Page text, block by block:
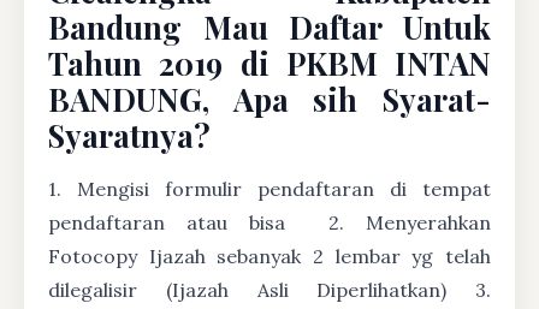
Bandung Mau Daftar Untuk
Tahun 2019 di PKBM INTAN
BANDUNG, Apa sih Syarat-
Syaratnya?
1. Mengisi formulir pendaftaran di tempat
pendaftaran atau bisa
2. Menyerahkan
Fotocopy Ijazah sebanyak 2 lembar yg telah
dilegalisir (Ijazah Asli Diperlihatkan) 3.